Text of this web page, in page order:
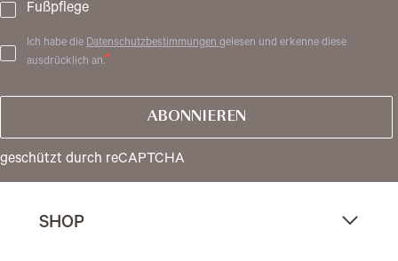
Fußpflege
Ich habe die Datenschutzbestimmungengelesen und erkenne diese
ausdrücklich an.
ABONNIEREN
geschützt durch reCAPTCHA
SHOP